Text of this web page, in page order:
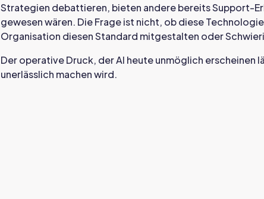
Strategien debattieren, bieten andere bereits Support-
gewesen wären. Die Frage ist nicht, ob diese
Organisation diesen Standard mitgestalten oder
Der operative Druck, der AI heute unmöglich erscheinen
unerlässlich machen wird.